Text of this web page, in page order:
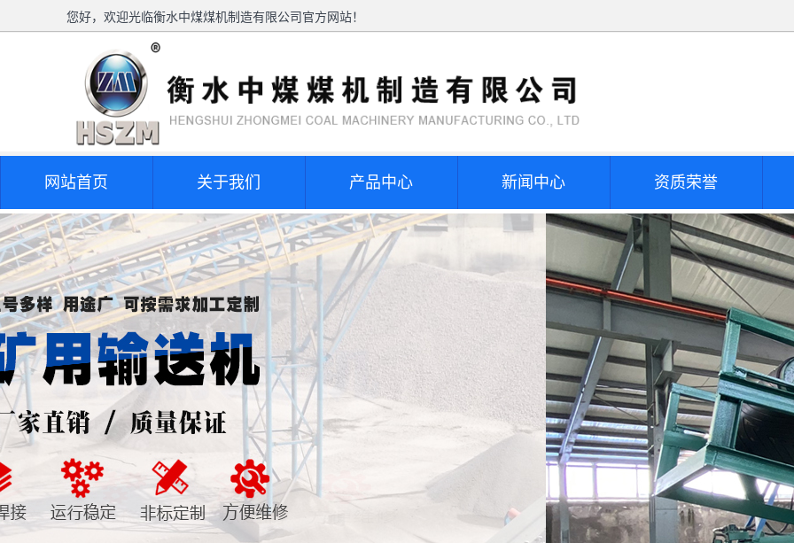
您好，欢迎光临衡水中煤煤机制造有限公司官方网站！
网站首页 关于我们 产品中心 新闻中心 资质荣誉